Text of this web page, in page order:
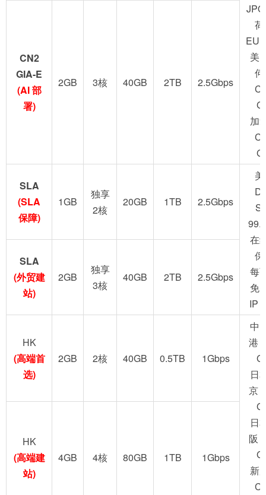
美
加
CN2
GIA-E
(AI 部
署)
2GB 3核 40GB 2TB 2.5Gbps
SLA
(SLA
保障)
1GB
独享
2核
20GB 1TB 2.5Gbps
在
每
免
IP
SLA
(外贸建
站)
2GB
独享
3核
40GB 2TB 2.5Gbps
HK
(高端首
选)
2GB 2核 40GB 0.5TB 1Gbps
中
港
日
京
日
阪
新
HK
(高端建
站)
4GB 4核 80GB 1TB 1Gbps